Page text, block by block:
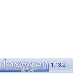
1.13.2